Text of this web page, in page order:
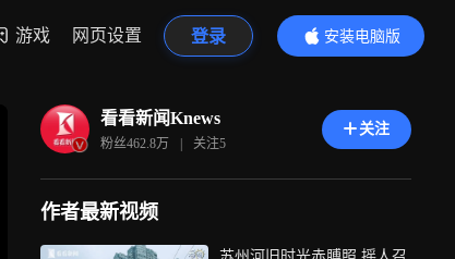
游戏 网页设置 登录
安装电脑版
内容更精彩
看看新闻Knews
粉丝462.8万 | 关注5
关注
作者最新视频